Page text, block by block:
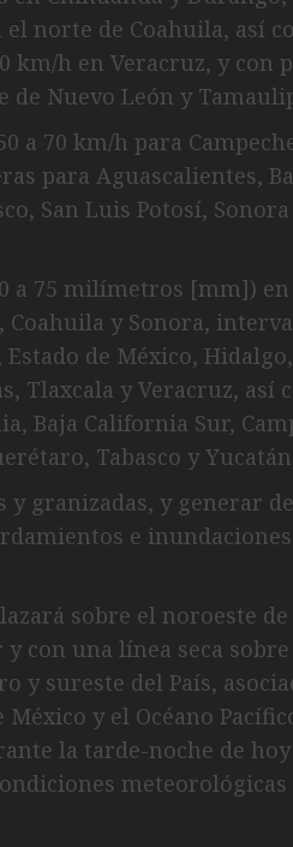
norte de Coahuila, así
km/h en Veracruz, y con
Nuevo León y
a 70 km/h para
para Aguascalientes,
San Luis Potosí,
a 75 milímetros [mm]) en
Coahuila y Sonora,
de México,
Tlaxcala y Veracruz, así
Baja California Sur,
Tabasco y
granizadas, y generar
e
sobre el noroeste
con una línea seca sobre
y sureste del País,
y el Océano
la tarde-noche de
meteorológicas